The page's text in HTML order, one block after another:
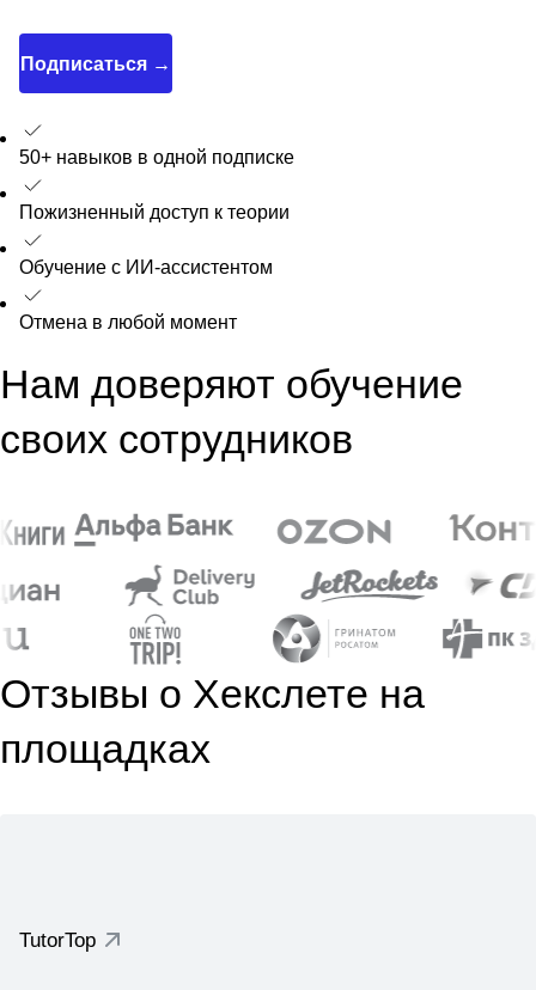
Подписаться →
50+ навыков в одной подписке
Пожизненный доступ к теории
Обучение с ИИ-ассистентом
Отмена в любой момент
Нам доверяют обучение
своих сотрудников
Отзывы о Хекслете на
площадках
TutorTop